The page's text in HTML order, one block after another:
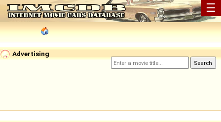
☰
Advertising